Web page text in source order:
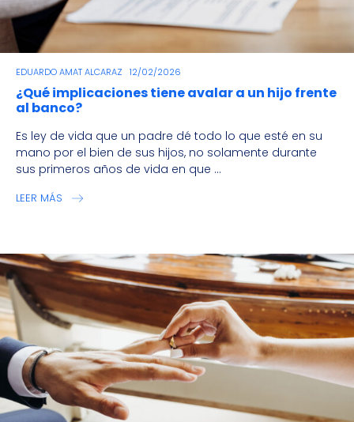
EDUARDO AMAT ALCARAZ 12/02/2026
¿Qué implicaciones tiene avalar a un hijo frente
al banco?
Es ley de vida que un padre dé todo lo que esté en su
mano por el bien de sus hijos, no solamente durante
sus primeros años de vida en que ...
LEER MÁS